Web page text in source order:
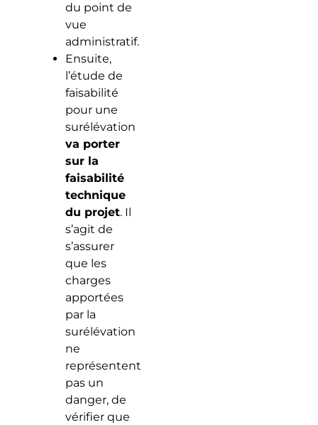
du point de
vue
administratif.
Ensuite,
l’étude de
faisabilité
pour une
surélévation
va porter
sur la
faisabilité
technique
du projet. Il
s’agit de
s’assurer
que les
charges
apportées
par la
surélévation
ne
représentent
pas un
danger, de
vérifier que